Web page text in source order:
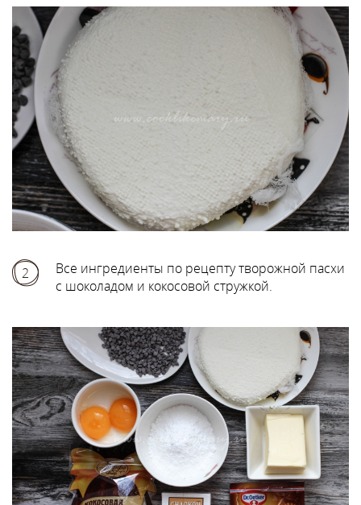
2
Все ингредиенты по рецепту творожной пасхи
с шоколадом и кокосовой стружкой.